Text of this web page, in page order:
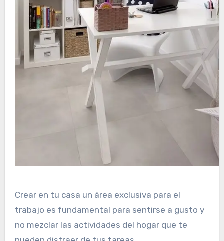
Crear en tu casa un área exclusiva para el
trabajo es fundamental para sentirse a gusto y
no mezclar las actividades del hogar que te